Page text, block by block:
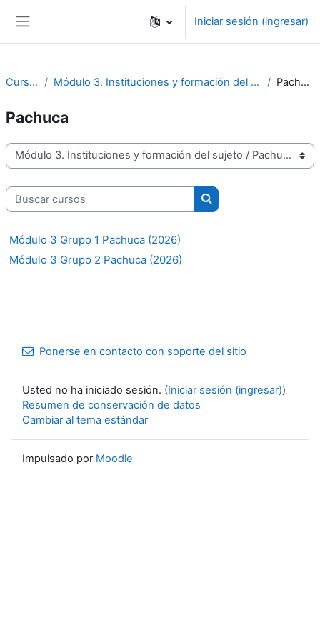
Iniciar sesión (ingresar)
Cursos Módulo 3. Instituciones y formación del sujeto Pachuca
Pachuca
Categorías
Buscar cursos
Buscar cursos
Módulo 3 Grupo 1 Pachuca (2026)
Módulo 3 Grupo 2 Pachuca (2026)
Ponerse en contacto con soporte del sitio
Usted no ha iniciado sesión. (Iniciar sesión (ingresar))
Resumen de conservación de datos
Cambiar al tema estándar
Impulsado por Moodle